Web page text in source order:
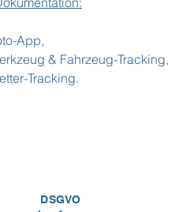
App,
& Fahrzeug-Tracking,
Tracking.
DSGVO